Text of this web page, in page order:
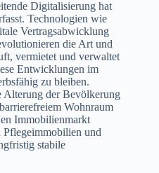
Digitalisierung hat
Technologien wie
Vertragsabwicklung
die Art und
vermietet und verwaltet
Entwicklungen im
zu bleiben.
Alterung der Bevölkerung
Wohnraum
Immobilienmarkt
Pflegeimmobilien und
stabile